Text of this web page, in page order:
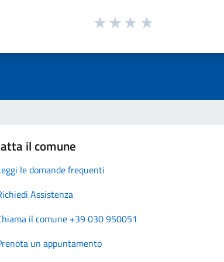
il comune
le domande frequenti
Assistenza
il comune +39 030 950051
un appuntamento